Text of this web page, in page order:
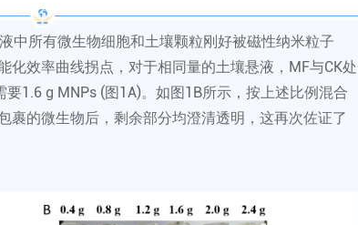
中所有微生物细胞和土壤颗粒刚好被磁性纳米粒子
化效率曲线拐点，对于相同量的土壤悬液，MF与CK处
1.6 g MNPs (图1A)。如图1B所示，按上述比例混合
裹的微生物后，剩余部分均澄清透明，这再次佐证了